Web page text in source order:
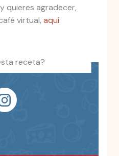
quieres agradecer,
virtual, aquí.
receta?